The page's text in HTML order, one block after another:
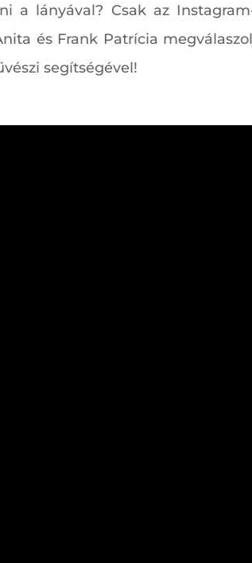
a lányával? Csak az
és Frank Patrícia
segítségével!